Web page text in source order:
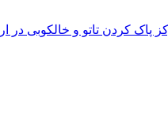
پاک کردن تاتو و خالکوبی در